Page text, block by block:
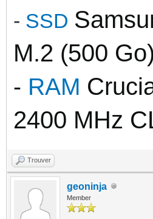
- SSD
M.2 (500 Go)
- RAM
2400 MHz
Trouver
geoninja
Member